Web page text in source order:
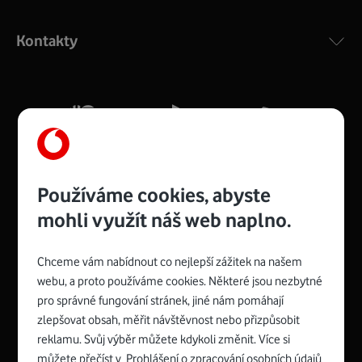
silný signál pro celou domácnost. Kompaktní rozměry 21
Více o COMPAL CH7465VF
Zyxel VMG8623-T50B:
Rozměry modemu jsou 16 x 22 x 7,5 cm (včetně stojánku)
a nabízí 4 gigabitové LAN porty a bezdrátové připojení Wi-
Spojte se s Vodafonem
Kontakty
Používáme cookies, abyste
mohli využít náš web naplno.
Chceme vám nabídnout co nejlepší zážitek na našem
webu, a proto používáme cookies. Některé jsou nezbytné
pro správné fungování stránek, jiné nám pomáhají
zlepšovat obsah, měřit návštěvnost nebo přizpůsobit
reklamu. Svůj výběr můžete kdykoli změnit. Více si
můžete přečíst v Prohlášení o zpracování osobních údajů